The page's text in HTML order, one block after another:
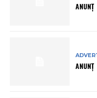
ANUNȚ
ANUNȚ